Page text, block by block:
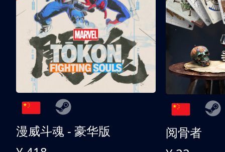
漫威斗魂 - 豪华版
阅骨者